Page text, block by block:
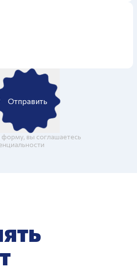
Отправить
форму, вы соглашаетесь